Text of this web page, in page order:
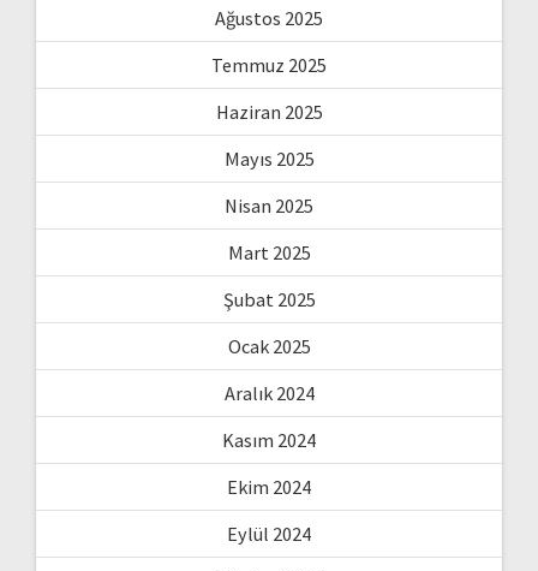
Ağustos 2025
Temmuz 2025
Haziran 2025
Mayıs 2025
Nisan 2025
Mart 2025
Şubat 2025
Ocak 2025
Aralık 2024
Kasım 2024
Ekim 2024
Eylül 2024